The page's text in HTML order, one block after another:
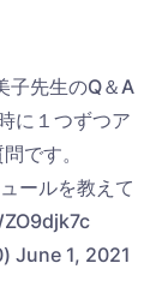
子先生のQ＆A
に１つずつア
です。
ールを教えて
June 1, 2021